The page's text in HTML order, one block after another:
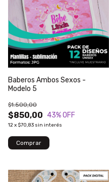
Baberos Ambos Sexos -
Modelo 5
$850,00
$1.500,00
43% OFF
12x $70,83 sin interés